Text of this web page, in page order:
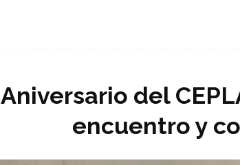
Aniversario del
encuentro y